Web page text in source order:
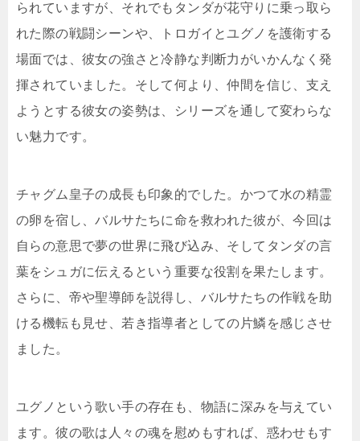
られていますが、それでもタンダが花守りに乗っ取ら
れた際の戦闘シーンや、トロガイとユグノを護衛する
場面では、彼女の強さと冷静な判断力がいかんなく発
揮されていました。そして何より、仲間を信じ、支え
ようとする彼女の姿勢は、シリーズを通して変わらな
い魅力です。
チャグム皇子の成長も印象的でした。かつて水の精霊
の卵を宿し、バルサたちに命を救われた彼が、今回は
自らの意思で夢の世界に飛び込み、そしてタンダの言
葉をシュガに伝えるという重要な役割を果たします。
さらに、帝や聖導師を説得し、バルサたちの作戦を助
ける機転も見せ、若き指導者としての片鱗を感じさせ
ました。
ユグノという歌い手の存在も、物語に深みを与えてい
ます。彼の歌は人々の魂を慰めもすれば、惑わせもす